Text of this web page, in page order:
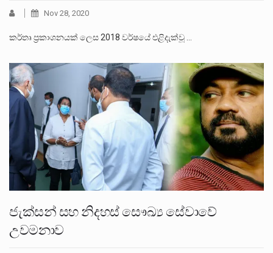
Nov 28, 2020
කර්තෘ ප්‍රකාශනයක් ලෙස 2018 වර්ෂයේ එළිදැක්වූ …
ජැක්සන් සහ නිදහස් සෞඛ්‍ය සේවාවේ
උවමනාව